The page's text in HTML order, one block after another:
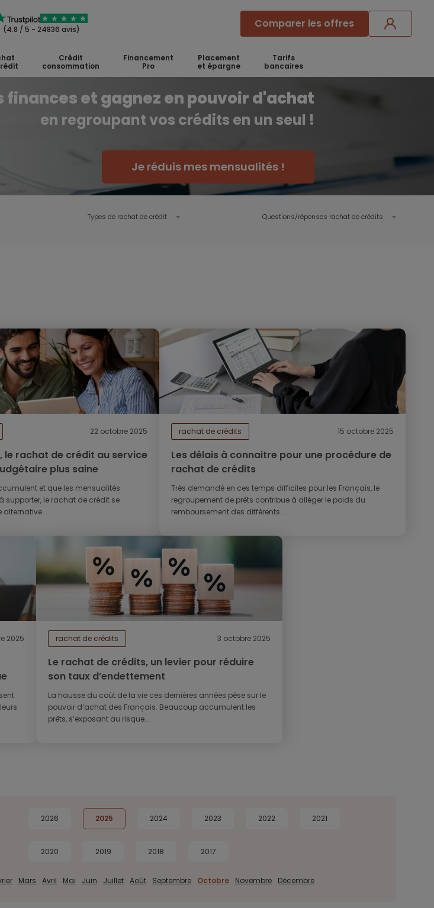
(4.8 / 5 - 24836 avis) Comparer les offres
Crédit
consommation
Financement
Pro
Placement
et épargne
Tarifs
bancaires
finances et gagnez en pouvoir d'achat
en regroupant vos crédits en un seul !
Je réduis mes mensualités !
Types de rachat de crédit Questions/réponses rachat de crédits
22 octobre 2025
le rachat de crédit au service
plus saine
et que les mensualités
supporter, le rachat de crédit se
alternative...
rachat de crédits 15 octobre 2025
Les délais à connaitre pour une procédure de
rachat de crédits
Très demandé en ces temps difficiles pour les Français, le
regroupement de prêts contribue à alléger le poids du
remboursement des différents...
2025 rachat de crédits 3 octobre 2025
Le rachat de crédits, un levier pour réduire
son taux d’endettement
La hausse du coût de la vie ces dernières années pèse sur le
pouvoir d’achat des Français. Beaucoup accumulent les
prêts, s’exposant au risque...
2026 2025 2024 2023 2022 2021
2020 2019 2018 2017
Mars Avril Mai Juin Juillet Août Septembre Octobre Novembre Décembre